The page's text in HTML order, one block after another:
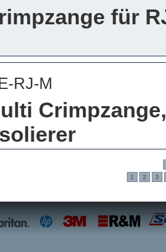
für
RJ-M
1 2 3